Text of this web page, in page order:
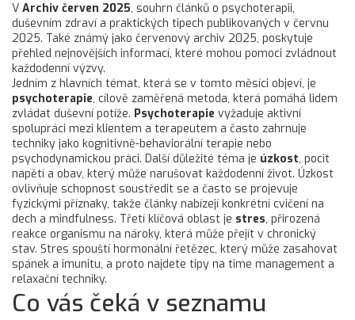
V Archiv červen 2025, souhrn článků o psychoterapii,
duševním zdraví a praktických tipech publikovaných v červnu
2025. Také známý jako červenový archiv 2025, poskytuje
přehled nejnovějších informací, které mohou pomoci zvládnout
každodenní výzvy.
Jedním z hlavních témat, která se v tomto měsíci objeví, je
psychoterapie, cílově zaměřená metoda, která pomáhá lidem
zvládat duševní potíže. Psychoterapie vyžaduje aktivní
spolupráci mezi klientem a terapeutem a často zahrnuje
techniky jako kognitivně-behaviorální terapie nebo
psychodynamickou práci. Další důležité téma je úzkost, pocit
napětí a obav, který může narušovat každodenní život. Úzkost
ovlivňuje schopnost soustředit se a často se projevuje
fyzickými příznaky, takže články nabízejí konkrétní cvičení na
dech a mindfulness. Třetí klíčová oblast je stres, přirozená
reakce organismu na nároky, která může přejít v chronický
stav. Stres spouští hormonální řetězec, který může zasahovat
spánek a imunitu, a proto najdete tipy na time management a
relaxační techniky.
Co vás čeká v seznamu